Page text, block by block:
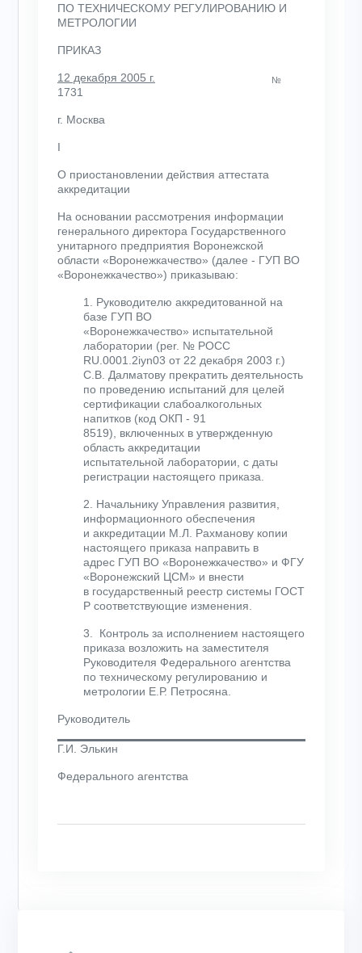
ПО ТЕХНИЧЕСКОМУ РЕГУЛИРОВАНИЮ И
МЕТРОЛОГИИ
ПРИКАЗ
12 декабря 2005 г. №
1731
г. Москва
I
О приостановлении действия аттестата
аккредитации
На основании рассмотрения информации
генерального директора Государственного
унитарного предприятия Воронежской
области «Воронежкачество» (далее - ГУП ВО
«Воронежкачество») приказываю:
1. Руководителю аккредитованной на
базе ГУП ВО
«Воронежкачество» испытательной
лаборатории (per. № РОСС
RU.0001.2iyn03 от 22 декабря 2003 г.)
С.В. Далматову прекратить деятельность
по проведению испытаний для целей
сертификации слабоалкогольных
напитков (код ОКП - 91
8519), включенных в утвержденную
область аккредитации
испытательной лаборатории, с даты
регистрации настоящего приказа.
2. Начальнику Управления развития,
информационного обеспечения
и аккредитации М.Л. Рахманову копии
настоящего приказа направить в
адрес ГУП ВО «Воронежкачество» и ФГУ
«Воронежский ЦСМ» и внести
в государственный реестр системы ГОСТ
Р соответствующие изменения.
3. Контроль за исполнением настоящего
приказа возложить на заместителя
Руководителя Федерального агентства
по техническому регулированию и
метрологии Е.Р. Петросяна.
Руководитель
Г.И. Элькин
Федерального агентства